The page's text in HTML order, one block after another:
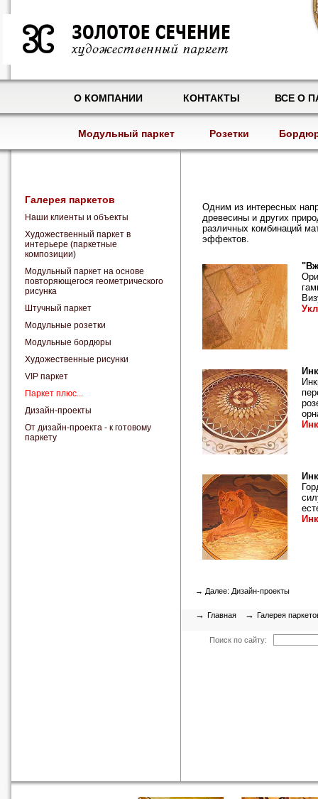
О КОМПАНИИ КОНТАКТЫ ВСЕ О
Модульный паркет Розетки
Галерея паркетов
Наши клиенты и объекты
Художественный паркет в
интерьере (паркетные
композиции)
Модульный паркет на основе
повторяющегося геометрического
рисунка
Штучный паркет
Модульные розетки
Модульные бордюры
Художественные рисунки
VIP паркет
Паркет плюс...
Дизайн-проекты
От дизайн-проекта - к готовому
паркету
Одним из интересных
древесины и других
различных комбинаций
эффектов.
→ Далее: Дизайн-проекты
→ Главная → Галерея
Поиск по сайту: